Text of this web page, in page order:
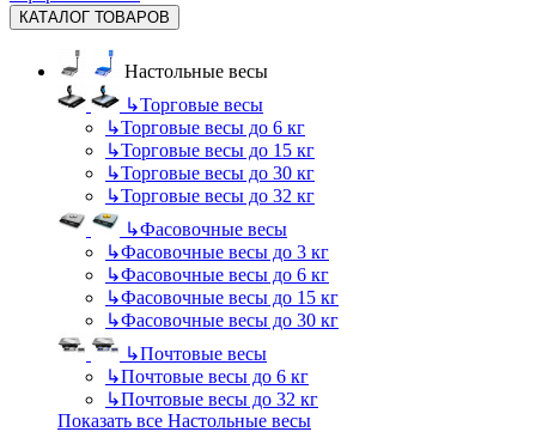
КАТАЛОГ ТОВАРОВ
Настольные весы
↳Торговые весы
↳Торговые весы до 6 кг
↳Торговые весы до 15 кг
↳Торговые весы до 30 кг
↳Торговые весы до 32 кг
↳Фасовочные весы
↳Фасовочные весы до 3 кг
↳Фасовочные весы до 6 кг
↳Фасовочные весы до 15 кг
↳Фасовочные весы до 30 кг
↳Почтовые весы
↳Почтовые весы до 6 кг
↳Почтовые весы до 32 кг
Показать все Настольные весы